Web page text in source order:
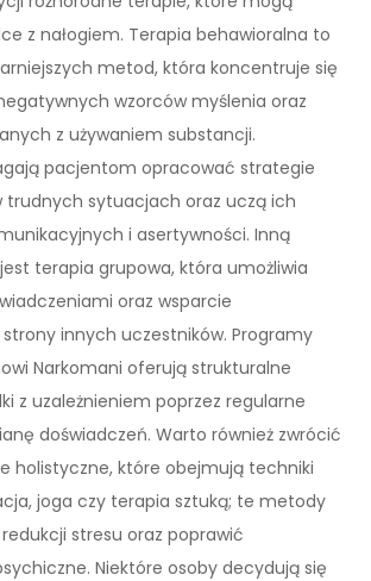
z nałogiem. Terapia behawioralna to
metod, która koncentruje się
wzorców myślenia oraz
z używaniem substancji.
pacjentom opracować strategie
trudnych sytuacjach oraz uczą ich
i asertywności. Inną
terapia grupowa, która umożliwia
oraz wsparcie
innych uczestników. Programy
Narkomani oferują strukturalne
z uzależnieniem poprzez regularne
doświadczeń. Warto również zwrócić
holistyczne, które obejmują techniki
joga czy terapia sztuką; te metody
stresu oraz poprawić
Niektóre osoby decydują się